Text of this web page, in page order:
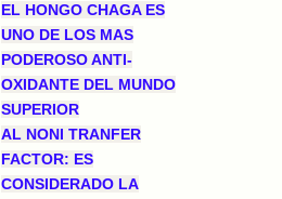
EL HONGO CHAGA ES
UNO DE LOS MAS
PODEROSO ANTI-
OXIDANTE DEL MUNDO
SUPERIOR
AL NONI TRANFER
FACTOR: ES
CONSIDERADO LA